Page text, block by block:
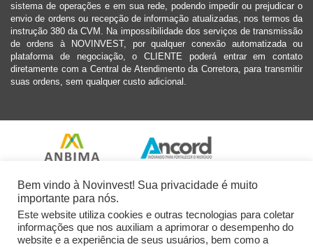
sistema de operações e em sua rede, podendo impedir ou prejudicar o
envio de ordens ou recepção de informação atualizadas, nos termos da
instrução 380 da CVM. Na impossibilidade dos serviços de transmissão
de ordens à NOVINVEST, por qualquer conexão automatizada ou
plataforma de negociação, o CLIENTE poderá entrar em contato
diretamente com a Central de Atendimento da Corretora, para transmitir
suas ordens, sem qualquer custo adicional.
Bem vindo à Novinvest! Sua privacidade é muito
importante para nós.
Este website utiliza cookies e outras tecnologias para coletar
informações que nos auxiliam a aprimorar o desempenho do
website e a experiência de seus usuários, bem como a